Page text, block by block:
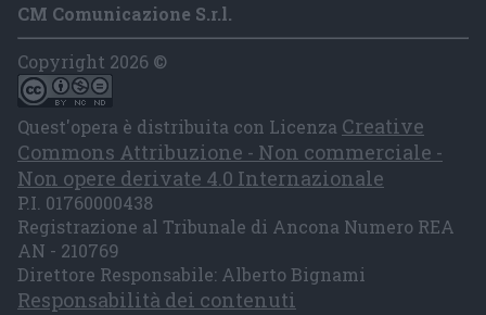
CM Comunicazione S.r.l.
Copyright 2026 ©
Quest'opera è distribuita con Licenza Creative
Commons Attribuzione - Non commerciale -
Non opere derivate 4.0 Internazionale
P.I. 01760000438
Registrazione al Tribunale di Ancona Numero REA
AN - 210769
Direttore Responsabile: Alberto Bignami
Responsabilità dei contenuti